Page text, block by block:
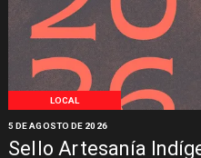
LOCAL
Sello Artesanía
5 DE AGOSTO DE 2026